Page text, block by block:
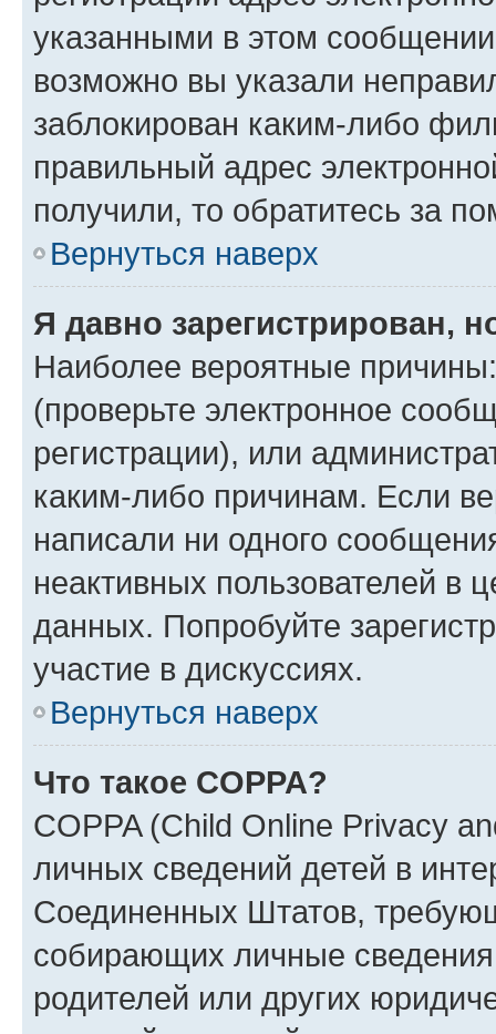
указанными в этом
возможно вы указали
заблокирован каким-либо
правильный адрес
получили, то обратитесь за
Вернуться наверх
Я давно зарегистрирован,
Наиболее вероятные
(проверьте электронное
регистрации), или
каким-либо причинам. Если
написали ни одного
неактивных пользователей в
данных. Попробуйте
участие в дискуссиях.
Вернуться наверх
Что такое COPPA?
COPPA (Child Online Privacy
личных сведений детей в
Соединенных Штатов,
собирающих личные
родителей или других